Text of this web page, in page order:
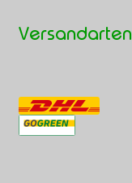
Versandarten